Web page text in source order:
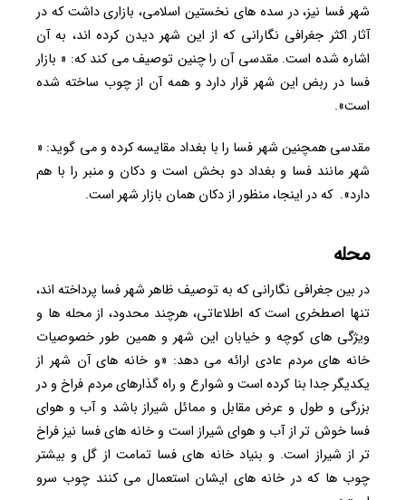
شهر فسا نیز، در سده های نخستین اسلامی، بازاری داشت که در
آثار اکثر جغرافی نگارانی که از این شهر دیدن کرده اند، به آن
اشاره شده است. مقدسی آن را چنین توصیف می کند که: « بازار
فسا در ربض این شهر قرار دارد و همه آن از چوب ساخته شده
است».
مقدسی همچنین شهر فسا را با بغداد مقایسه کرده و می گوید: «
شهر مانند فسا و بغداد دو بخش است و دکان و منبر را با هم
دارد». که در اینجا، منظور از دکان همان بازار شهر است.
محله
در بین جغرافی نگارانی که به توصیف ظاهر شهر فسا پرداخته اند،
تنها اصطخری است که اطلاعاتی، هرچند محدود، از محله ها و
ویژگی های کوچه و خیابان این شهر و همین طور خصوصیات
خانه های مردم عادی ارائه می دهد: «و خانه های آن شهر از
یکدیگر جدا بنا کرده است و شوارع و راه گذارهای مردم فراخ و در
بزرگی و طول و عرض مقابل و ممائل شیراز باشد و آب و هوای
فسا خوش تر از آب و هوای شیراز است و خانه های فسا نیز فراخ
تر از شیراز است. و بنیاد خانه های فسا تمامت از گل و بیشتر
چوب ها که در خانه های ایشان استعمال می کنند چوب سرو